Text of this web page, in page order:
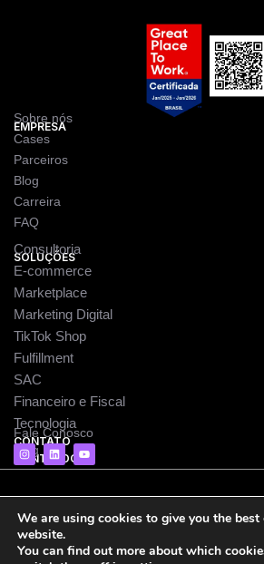
EMPRESA
Sobre nós
Cases
Parceiros
Blog
Carreira
FAQ
SOLUÇÕES
Consultoria
E-commerce
Marketplace
Marketing Digital
TikTok Shop
Fulfillment
SAC
Financeiro e Fiscal
Tecnologia
CONTEÚDO
Blog
CONTATO
Fale Conosco
I
n
s
r
a
m
L
i
n
i
n
Y
o
u
e
Humus.
We are using cookies to give you the best
website.
You can find out more about which